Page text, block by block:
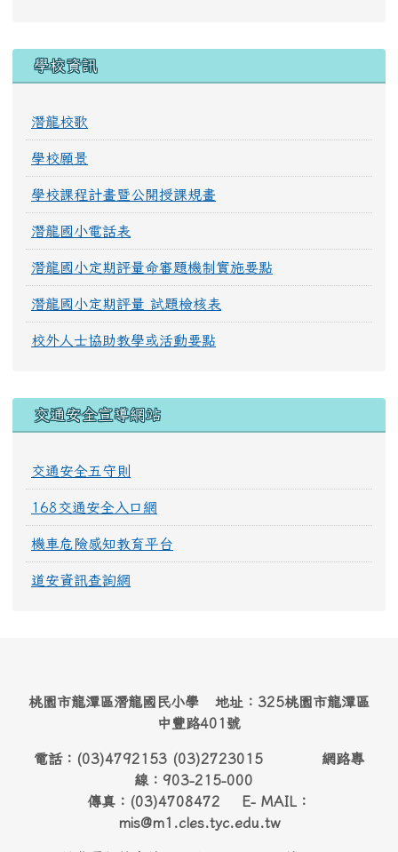
學校資訊
潛龍校歌
學校願景
學校課程計畫暨公開授課規畫
潛龍國小電話表
潛龍國小定期評量命審題機制實施要點
潛龍國小定期評量 試題檢核表
校外人士協助教學或活動要點
交通安全宣導網站
交通安全五守則
168交通安全入口網
機車危險感知教育平台
道安資訊查詢網
桃園市龍潭區潛龍國民小學 地址：325桃園市龍潭區
中豐路401號
電話：(03)4792153 (03)2723015 網路專
線：903-215-000
傳真：(03)4708472 E- MAIL：
mis@m1.cles.tyc.edu.tw